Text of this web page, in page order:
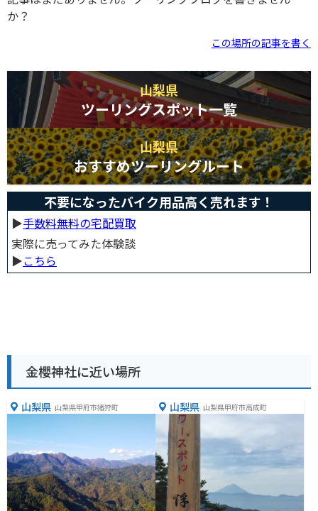
か？
この場所の記事を書く
山梨県
ツーリングスポット一覧
山梨県
おすすめツーリングルート
不要になったバイク用品高く売れます！
▶︎手数料無料の宅配買取
実際に売ってみた体験談
▶︎こちら
金櫻神社に近い場所
山梨県 山梨県甲府市猪狩町 山梨県 山梨県甲府市高成町